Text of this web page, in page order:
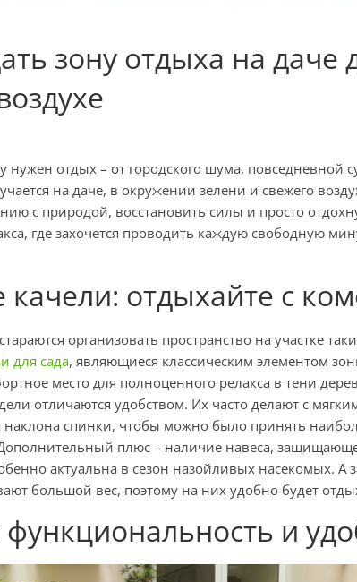
зону отдыха на даче
нужен отдых – от городского шума, повседневной
на даче, в окружении зелени и свежего
с природой, восстановить силы и просто
где захочется проводить каждую свободную
качели: отдыхайте с
организовать пространство на участке
для сада, являющиеся классическим элементом
место для полноценного релакса в тени
отличаются удобством. Их часто делают с
наклона спинки, чтобы можно было принять
плюс – наличие навеса,
актуальна в сезон назойливых насекомых. А
большой вес, поэтому на них удобно будет
и